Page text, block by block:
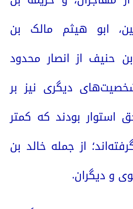
ابو هیثم مالک بن
حنیف از انصار محدود
دیگری نیز بر
استوار بودند که کمتر
از جمله خالد بن
و دیگران.